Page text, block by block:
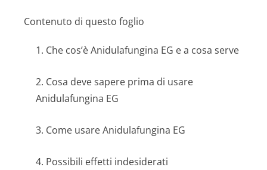
Contenuto di questo foglio
1. Che cos’è Anidulafungina EG e a cosa serve
2. Cosa deve sapere prima di usare
Anidulafungina EG
3. Come usare Anidulafungina EG
4. Possibili effetti indesiderati